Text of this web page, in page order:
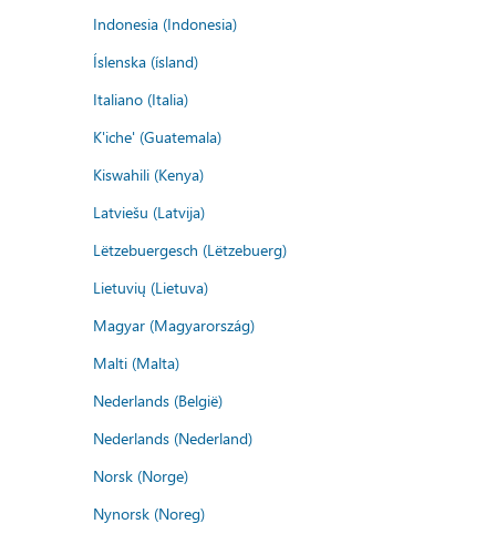
Indonesia (Indonesia)
Íslenska (ísland)
Italiano (Italia)
K'iche' (Guatemala)
Kiswahili (Kenya)
Latviešu (Latvija)
Lëtzebuergesch (Lëtzebuerg)
Lietuvių (Lietuva)
Magyar (Magyarország)
Malti (Malta)
Nederlands (België)
Nederlands (Nederland)
Norsk (Norge)
Nynorsk (Noreg)